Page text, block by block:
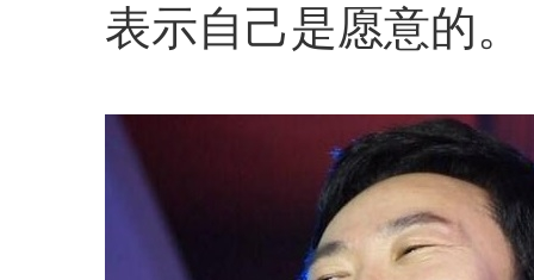
表示自己是愿意的。